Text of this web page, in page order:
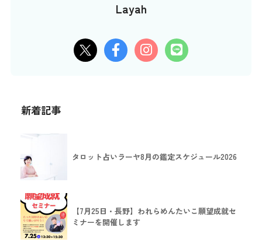
Layah
新着記事
タロット占いラーヤ8月の鑑定スケジュール2026
【7月25日・長野】われらめんたいこ願望成就セ
ミナーを開催します